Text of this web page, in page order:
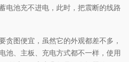
电池充不进电，此时，把震断的线路
贪图便宜，虽然它的外观都差不多，
池、主板、充电方式都不一样，使用